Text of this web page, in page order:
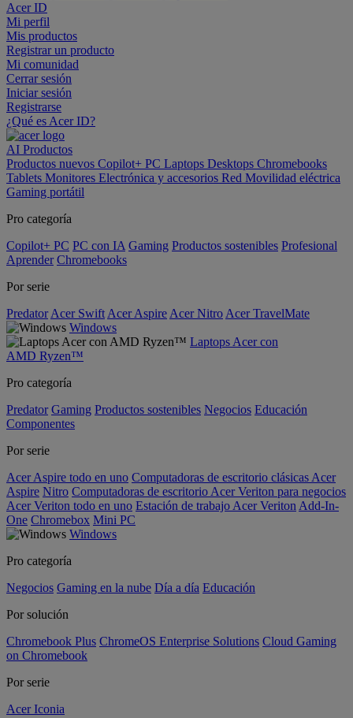
Acer ID
Mi perfil
Mis productos
Registrar un producto
Mi comunidad
Cerrar sesión
Iniciar sesión
Registrarse
¿Qué es Acer ID?
AI Productos
Productos nuevos Copilot+ PC Laptops Desktops Chromebooks
Tablets Monitores Electrónica y accesorios Red Movilidad eléctrica
Gaming portátil
Pro categoría
Copilot+ PC PC con IA Gaming Productos sostenibles Profesional
Aprender Chromebooks
Por serie
Predator Acer Swift Acer Aspire Acer Nitro Acer TravelMate
Windows
Laptops Acer con
AMD Ryzen™
Pro categoría
Predator Gaming Productos sostenibles Negocios Educación
Componentes
Por serie
Acer Aspire todo en uno Computadoras de escritorio clásicas Acer
Aspire Nitro Computadoras de escritorio Acer Veriton para negocios
Acer Veriton todo en uno Estación de trabajo Acer Veriton Add-In-
One Chromebox Mini PC
Windows
Pro categoría
Negocios Gaming en la nube Día a día Educación
Por solución
Chromebook Plus ChromeOS Enterprise Solutions Cloud Gaming
on Chromebook
Por serie
Acer Iconia